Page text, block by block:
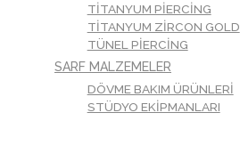
TITANYUM PIERCING
TITANYUM ZIRCON GOLD
TÜNEL PIERCING
SARF MALZEMELER
DÖVME BAKIM ÜRÜNLERI
STÜDYO EKIPMANLARI